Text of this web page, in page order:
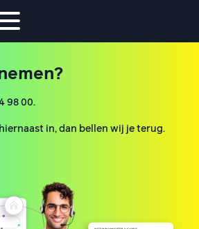
98 00.
in, dan bellen wij je terug.